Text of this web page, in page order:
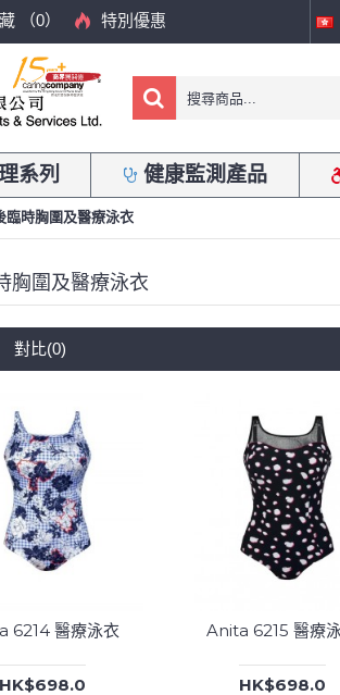
（0） 特別優惠
系列 健康監測產品
臨時胸圍及醫療泳衣
胸圍及醫療泳衣
對比(0)
6214 醫療泳衣
HK$698.0
Anita 6215 醫療
HK$698.0